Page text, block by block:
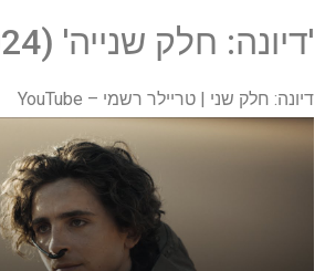
'דיונה: חלק שנייה' (2024)
דיונה: חלק שני | טריילר רשמי – YouTube